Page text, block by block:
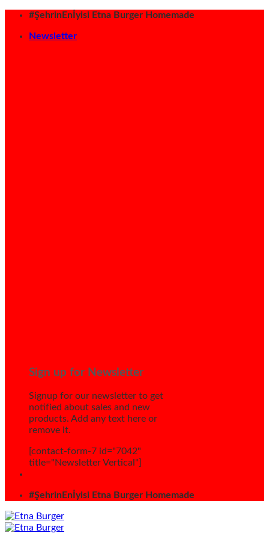
İçeriğe#ŞehrinEnİyisi Etna Burger Homemade
Newsletter
Sign up for Newsletter
Signup for our newsletter to get
notified about sales and new
products. Add any text here or
remove it.
[contact-form-7 id="7042"
title="Newsletter Vertical"]
#ŞehrinEnİyisi Etna Burger Homemade